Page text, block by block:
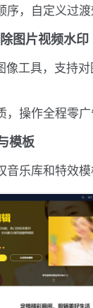
序，自定义过渡
图片视频水印
像工具，支持
，操作全程零广
模板
音乐库和特效模